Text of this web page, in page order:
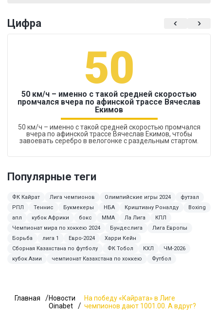
Цифра
50
50 км/ч – именно с такой средней скоростью
промчался вчера по афинской трассе Вячеслав
Екимов
50 км/ч – именно с такой средней скоростью промчался
вчера по афинской трассе Вячеслав Екимов, чтобы
завоевать серебро в велогонке с раздельным стартом.
Популярные теги
ФК Кайрат Лига чемпионов Олимпийские игры 2024
футзал
РПЛ
Теннис Букмекеры НБА Криштиану Роналду
Boxing
апл
кубок Африки бокс ММА Ла Лига
КПЛ
Чемпионат мира по хоккею 2024
Бундеслига
Лига Европы
Борьба
лига 1 Евро-2024
Харри Кейн
Сборная Казахстана по футболу
ФК Тобол КХЛ
ЧМ-2026
кубок Азии
чемпионат Казахстана по хоккею Футбол
Главная
Новости
Oinabet
На победу «Кайрата» в Лиге
чемпионов дают 1001.00. А вдруг?